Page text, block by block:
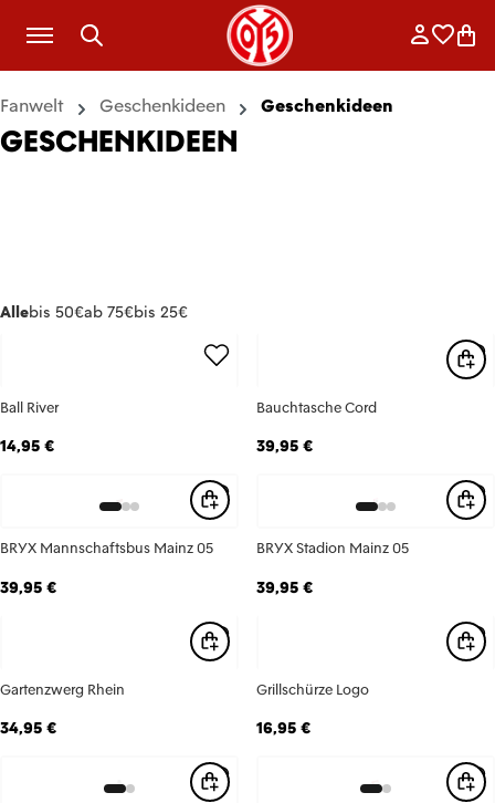
Zum Hauptinhalt springen
Fanwelt Geschenkideen Geschenkideen
GESCHENKIDEEN
Allebis 50€ab 75€bis 25€
Ball River
14,95 €
Bauchtasche Cord
39,95 €
BRYX Mannschaftsbus Mainz 05
39,95 €
BRYX Stadion Mainz 05
39,95 €
Gartenzwerg Rhein
34,95 €
Grillschürze Logo
16,95 €